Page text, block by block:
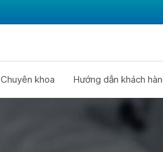
Chuyên khoa Hướng dẫn khách